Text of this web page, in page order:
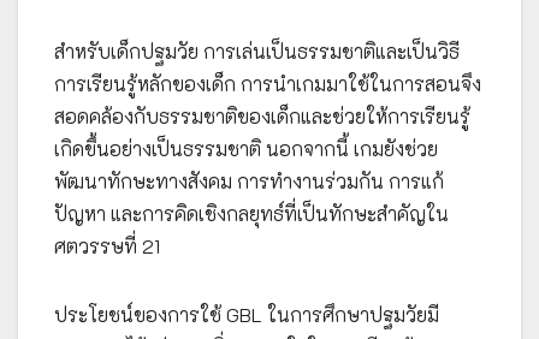
สำหรับเด็กปฐมวัย การเล่นเป็นธรรมชาติและเป็นวิธี
การเรียนรู้หลักของเด็ก การนำเกมมาใช้ในการสอนจึง
สอดคล้องกับธรรมชาติของเด็กและช่วยให้การเรียนรู้
เกิดขึ้นอย่างเป็นธรรมชาติ นอกจากนี้ เกมยังช่วย
พัฒนาทักษะทางสังคม การทำงานร่วมกัน การแก้
ปัญหา และการคิดเชิงกลยุทธ์ที่เป็นทักษะสำคัญใน
ศตวรรษที่ 21
ประโยชน์ของการใช้ GBL ในการศึกษาปฐมวัยมี